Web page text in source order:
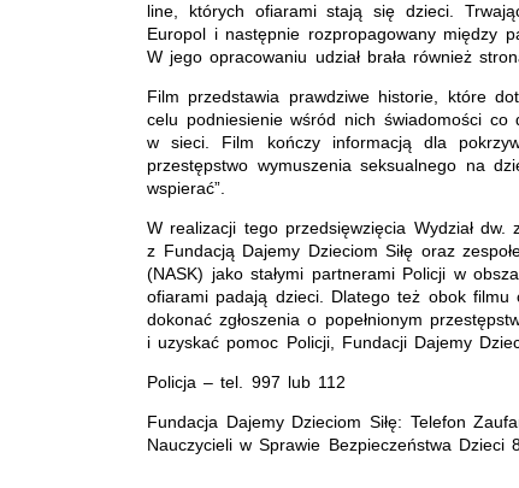
line, których ofiarami stają się dzieci.
Europol i następnie rozpropagowany między
W jego opracowaniu udział brała również
Film przedstawia prawdziwe historie, które
celu podniesienie wśród nich świadomości co
w sieci. Film kończy informacją dla
przestępstwo wymuszenia seksualnego na
wspierać”.
W realizacji tego przedsięwzięcia Wydział
z Fundacją Dajemy Dzieciom Siłę oraz
(NASK) jako stałymi partnerami Policji w
ofiarami padają dzieci. Dlatego też obok
dokonać zgłoszenia o popełnionym
i uzyskać pomoc Policji, Fundacji Dajemy
Policja – tel. 997 lub 112
Fundacja Dajemy Dzieciom Siłę: Telefon
Nauczycieli w Sprawie Bezpieczeństwa Dzieci